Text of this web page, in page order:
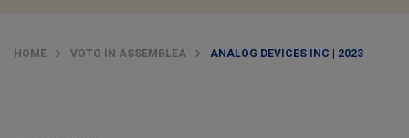
HOME VOTO IN ASSEMBLEA ANALOG DEVICES INC | 2023